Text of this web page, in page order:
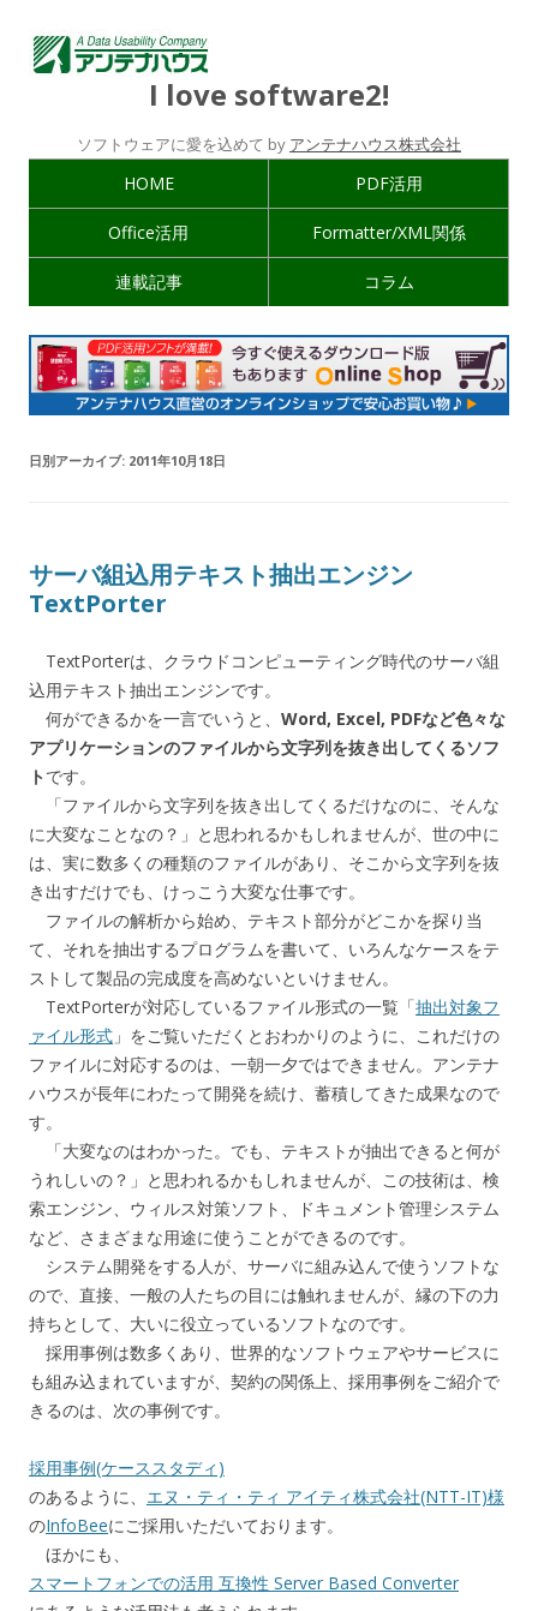
I love software2!
ソフトウェアに愛を込めて by アンテナハウス株式会社
HOME PDF活用
Office活用 Formatter/XML関係
連載記事 コラム
日別アーカイブ: 2011年10月18日
サーバ組込用テキスト抽出エンジン
TextPorter
TextPorterは、クラウドコンピューティング時代のサーバ組
込用テキスト抽出エンジンです。
何ができるかを一言でいうと、 Word, Excel, PDFなど色々な
アプリケーションのファイルから文字列を抜き出してくるソフ
ト です。
「ファイルから文字列を抜き出してくるだけなのに、そんな
に大変なことなの？」と思われるかもしれませんが、世の中に
は、実に数多くの種類のファイルがあり、そこから文字列を抜
き出すだけでも、けっこう大変な仕事です。
ファイルの解析から始め、テキスト部分がどこかを探り当
て、それを抽出するプログラムを書いて、いろんなケースをテ
ストして製品の完成度を高めないといけません。
TextPorterが対応しているファイル形式の一覧「抽出対象フ
ァイル形式 」をご覧いただくとおわかりのように、これだけの
ファイルに対応するのは、一朝一夕ではできません。アンテナ
ハウスが長年にわたって開発を続け、蓄積してきた成果なので
す。
「大変なのはわかった。でも、テキストが抽出できると何が
うれしいの？」と思われるかもしれませんが、この技術は、検
索エンジン、ウィルス対策ソフト、ドキュメント管理システム
など、さまざまな用途に使うことができるのです。
システム開発をする人が、サーバに組み込んで使うソフトな
ので、直接、一般の人たちの目には触れませんが、縁の下の力
持ちとして、大いに役立っているソフトなのです。
採用事例は数多くあり、世界的なソフトウェアやサービスに
も組み込まれていますが、契約の関係上、採用事例をご紹介で
きるのは、次の事例です。
採用事例(ケーススタディ)
のあるように、 エヌ・ティ・ティ アイティ株式会社(NTT-IT)様
のInfoBeeにご採用いただいております。
ほかにも、
スマートフォンでの活用 互換性 Server Based Converter